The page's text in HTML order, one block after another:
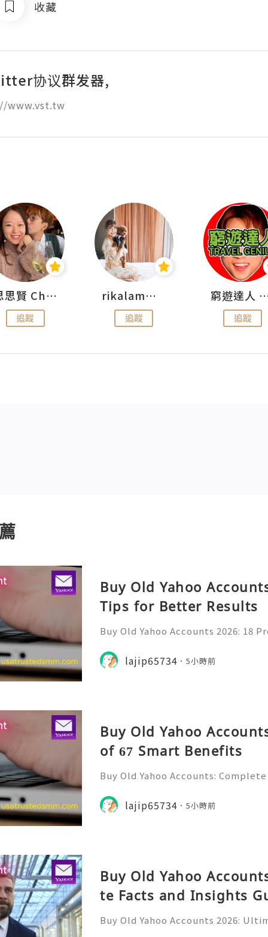
收藏
协议群发器,
www.vst.tw
思思賢 ChillMyBabe
追蹤
rikalammm
追蹤
窮遊達人
追蹤
Buy Old Yahoo
Tips for Better Results
Buy Old Yahoo Accounts 2026: 18
messages, professional
projects, subscriptio
lajip65734 5小時前
Buy Old Yahoo
of 67 Smart Benefits
Buy Old Yahoo Accounts:
for many years. Individuals,
ine professionals us
lajip65734 5小時前
Buy Old Yahoo
te Facts and Insights
Buy Old Yahoo Accounts 2026: